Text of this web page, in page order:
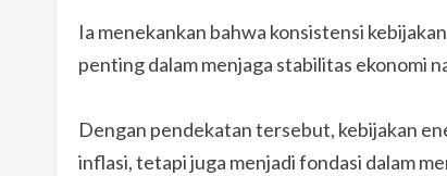
Ia menekankan bahwa konsistensi
penting dalam menjaga stabilitas ekonomi
Dengan pendekatan tersebut, kebijakan
inflasi, tetapi juga menjadi fondasi dalam